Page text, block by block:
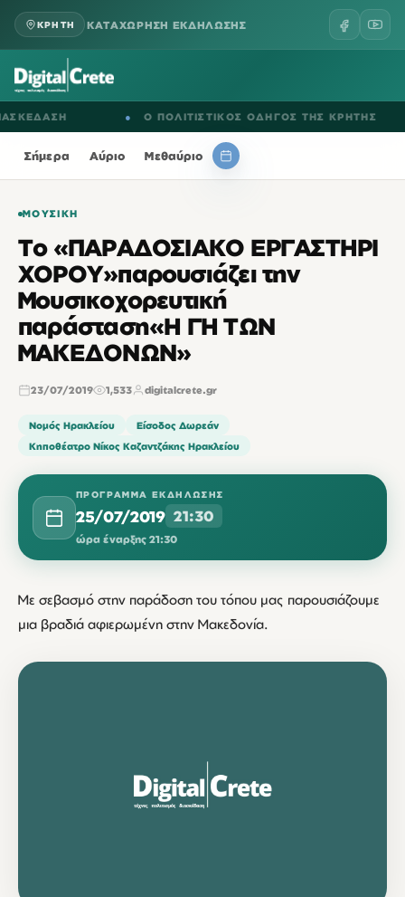
ΚΡΗΤΗ ΚΑΤΑΧΩΡΗΣΗ ΕΚΔΗΛΩΣΗΣ
Ο ΠΟΛΙΤΙΣΤΙΚΟΣ ΟΔΗΓΟΣ ΤΗΣ ΚΡΗΤΗΣ
Σήμερα Αύριο Μεθαύριο
ΜΟΥΣΙΚΉ
Το «ΠΑΡΑΔΟΣΙΑΚΟ ΕΡΓΑΣΤΗΡΙ
ΧΟΡΟΥ»παρουσιάζει την
Μουσικοχορευτική
παράσταση«Η ΓΗ ΤΩΝ
ΜΑΚΕΔΟΝΩΝ»
23/07/2019 1,533 digitalcrete.gr
Νομός Ηρακλείου
Είσοδος Δωρεάν
Κηποθέατρο Νίκος Καζαντζάκης Ηρακλείου
ΠΡΌΓΡΑΜΜΑ ΕΚΔΉΛΩΣΗΣ
25/07/2019 21:30
ώρα έναρξης 21:30
Με σεβασμό στην παράδοση του τόπου μας παρουσιάζουμε
μια βραδιά αφιερωμένη στην Μακεδονία.